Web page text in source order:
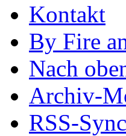
Kontakt
By Fire
Nach
Archiv-
RSS-